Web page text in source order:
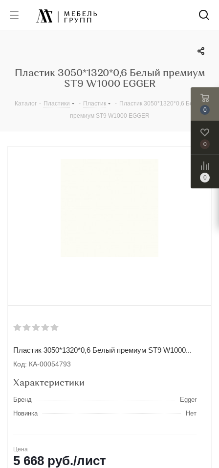
Пластик 3050*1320*0,6 Белый премиум
ST9 W1000 EGGER
Каталог - Пластики - Пластик - Пластик 3050*1320*0,6 Белый
премиум ST9 W1000 EGGER
Пластик 3050*1320*0,6 Белый премиум ST9 W1000...
Код: КА-00054793
Характеристики
Бренд
Egger
Новинка
Нет
Цена
5 668 руб./лист
0
0
0